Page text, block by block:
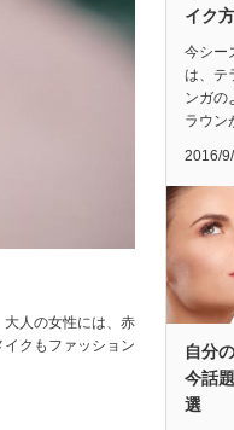
人の女性には、赤
クもファッション
イク
今シー
は、テ
ンガの
ラウン
2016/
自分
今話
選